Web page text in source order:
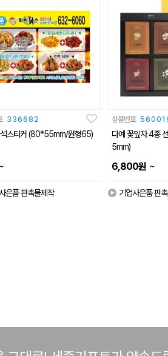
336682
스티커 (80*55mm/원형65)
은품 판촉물제작
상품번호
다예 꽃잎차 4종
5mm)
6,800원 ~
기업사은품 판